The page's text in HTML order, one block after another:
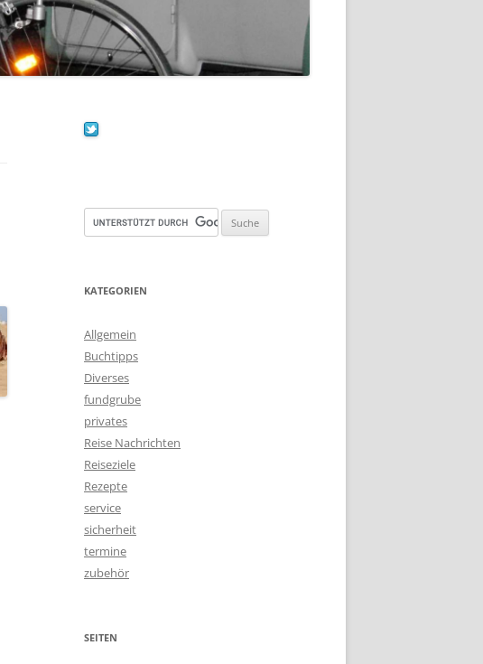
KATEGORIEN
Allgemein
Buchtipps
Diverses
fundgrube
privates
Reise Nachrichten
Reiseziele
Rezepte
service
sicherheit
termine
zubehör
SEITEN